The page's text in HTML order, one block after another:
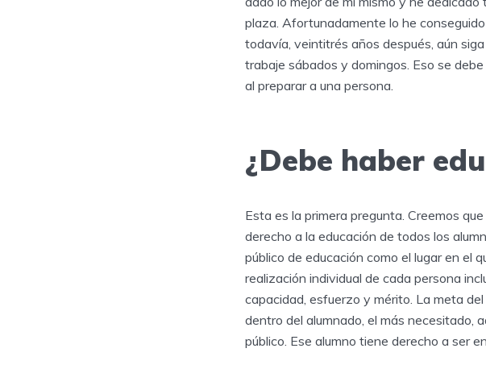
plaza. Afortunadamente lo he
todavía, veintitrés años después, aún
trabaje sábados y domingos. Eso se
al preparar a una persona.
¿Debe haber
Esta es la primera pregunta. Creemos
derecho a la educación de todos los
público de educación como el lugar en el
realización individual de cada persona
capacidad, esfuerzo y mérito. La meta
dentro del alumnado, el más necesitado,
público. Ese alumno tiene derecho a ser